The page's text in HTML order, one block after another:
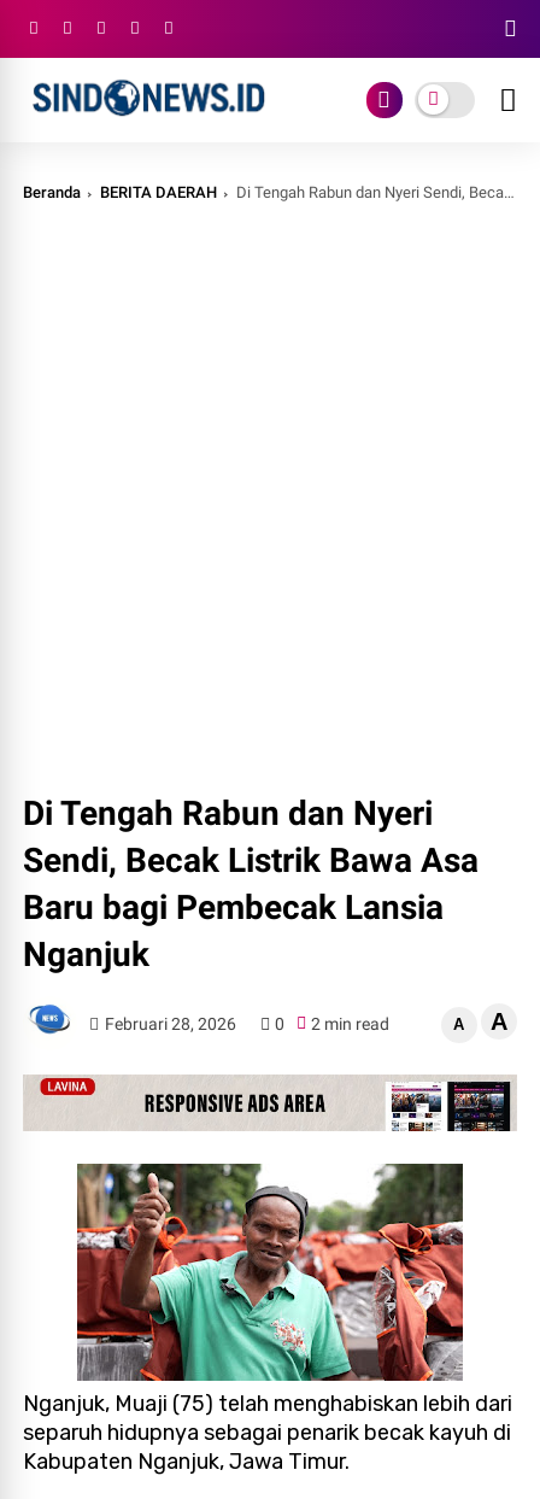
Beranda BERITA DAERAH Di Tengah Rabun dan Nyeri Sendi, Becak Listrik Bawa Asa Baru bagi Pembecak Lansia Nganjuk
Di Tengah Rabun dan Nyeri
Sendi, Becak Listrik Bawa Asa
Baru bagi Pembecak Lansia
Nganjuk
Februari 28, 2026 0 2 min read A A
Nganjuk, Muaji (75) telah menghabiskan lebih dari
separuh hidupnya sebagai penarik becak kayuh di
Kabupaten Nganjuk, Jawa Timur.